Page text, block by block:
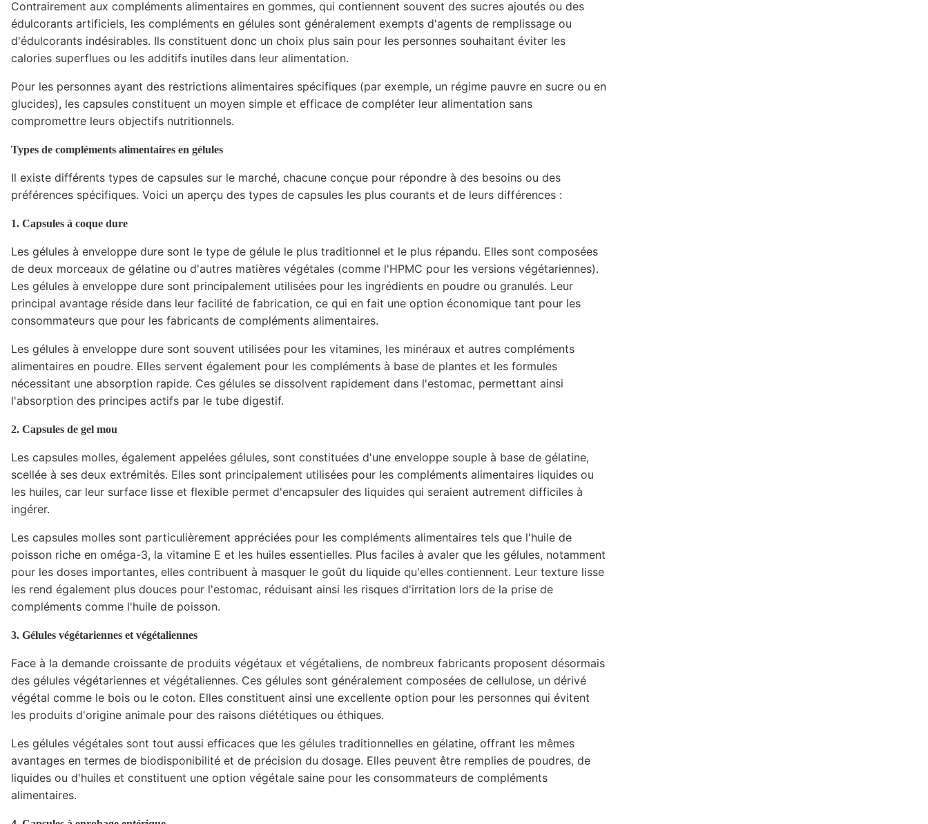
Contrairement aux compléments alimentaires en gommes, qui contiennent souvent des sucres ajoutés ou des
édulcorants artificiels, les compléments en gélules sont généralement exempts d'agents de remplissage ou
d'édulcorants indésirables. Ils constituent donc un choix plus sain pour les personnes souhaitant éviter les
calories superflues ou les additifs inutiles dans leur alimentation.
Pour les personnes ayant des restrictions alimentaires spécifiques (par exemple, un régime pauvre en sucre ou en
glucides), les capsules constituent un moyen simple et efficace de compléter leur alimentation sans
compromettre leurs objectifs nutritionnels.
Types de compléments alimentaires en gélules
Il existe différents types de capsules sur le marché, chacune conçue pour répondre à des besoins ou des
préférences spécifiques. Voici un aperçu des types de capsules les plus courants et de leurs différences :
1. Capsules à coque dure
Les gélules à enveloppe dure sont le type de gélule le plus traditionnel et le plus répandu. Elles sont composées
de deux morceaux de gélatine ou d'autres matières végétales (comme l'HPMC pour les versions végétariennes).
Les gélules à enveloppe dure sont principalement utilisées pour les ingrédients en poudre ou granulés. Leur
principal avantage réside dans leur facilité de fabrication, ce qui en fait une option économique tant pour les
consommateurs que pour les fabricants de compléments alimentaires.
Les gélules à enveloppe dure sont souvent utilisées pour les vitamines, les minéraux et autres compléments
alimentaires en poudre. Elles servent également pour les compléments à base de plantes et les formules
nécessitant une absorption rapide. Ces gélules se dissolvent rapidement dans l'estomac, permettant ainsi
l'absorption des principes actifs par le tube digestif.
2. Capsules de gel mou
Les capsules molles, également appelées gélules, sont constituées d'une enveloppe souple à base de gélatine,
scellée à ses deux extrémités. Elles sont principalement utilisées pour les compléments alimentaires liquides ou
les huiles, car leur surface lisse et flexible permet d'encapsuler des liquides qui seraient autrement difficiles à
ingérer.
Les capsules molles sont particulièrement appréciées pour les compléments alimentaires tels que l'huile de
poisson riche en oméga-3, la vitamine E et les huiles essentielles. Plus faciles à avaler que les gélules, notamment
pour les doses importantes, elles contribuent à masquer le goût du liquide qu'elles contiennent. Leur texture lisse
les rend également plus douces pour l'estomac, réduisant ainsi les risques d'irritation lors de la prise de
compléments comme l'huile de poisson.
3. Gélules végétariennes et végétaliennes
Face à la demande croissante de produits végétaux et végétaliens, de nombreux fabricants proposent désormais
des gélules végétariennes et végétaliennes. Ces gélules sont généralement composées de cellulose, un dérivé
végétal comme le bois ou le coton. Elles constituent ainsi une excellente option pour les personnes qui évitent
les produits d'origine animale pour des raisons diététiques ou éthiques.
Les gélules végétales sont tout aussi efficaces que les gélules traditionnelles en gélatine, offrant les mêmes
avantages en termes de biodisponibilité et de précision du dosage. Elles peuvent être remplies de poudres, de
liquides ou d'huiles et constituent une option végétale saine pour les consommateurs de compléments
alimentaires.